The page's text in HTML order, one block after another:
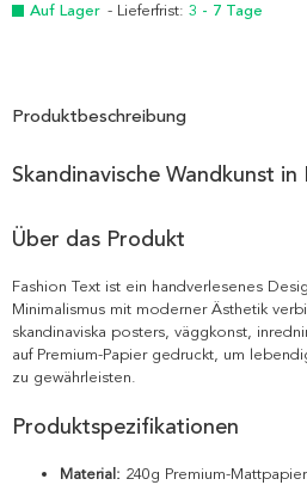
Auf Lager - Lieferfrist: 3 - 7 Tage
Produktbeschreibung
Skandinavische Wandkunst
Über das Produkt
Fashion Text ist ein handverlesenes
Minimalismus mit moderner Ästhetik
skandinaviska posters, väggkonst,
auf Premium-Papier gedruckt, um
zu gewährleisten.
Produktspezifikationen
Material: 240g Premium-Mattpapier